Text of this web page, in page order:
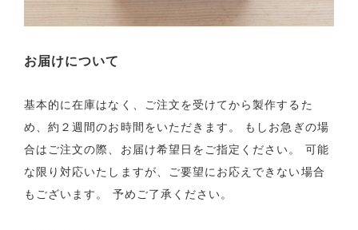
お届けについて
基本的に在庫はなく、ご注文を受けてから製作するた
め、約２週間のお時間をいただきます。
もしお急ぎの場
合はご注文の際、お届け希望日をご指定ください。
可能
な限り対応いたしますが、ご要望にお応えできない場合
もございます。
予めご了承ください。